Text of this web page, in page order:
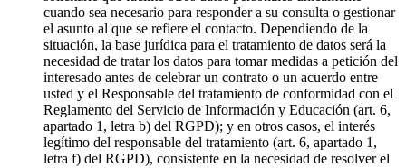
cuando sea necesario para responder a su consulta o gestionar
el asunto al que se refiere el contacto. Dependiendo de la
situación, la base jurídica para el tratamiento de datos será la
necesidad de tratar los datos para tomar medidas a petición del
interesado antes de celebrar un contrato o un acuerdo entre
usted y el Responsable del tratamiento de conformidad con el
Reglamento del Servicio de Información y Educación (art. 6,
apartado 1, letra b) del RGPD); y en otros casos, el interés
legítimo del responsable del tratamiento (art. 6, apartado 1,
letra f) del RGPD), consistente en la necesidad de resolver el